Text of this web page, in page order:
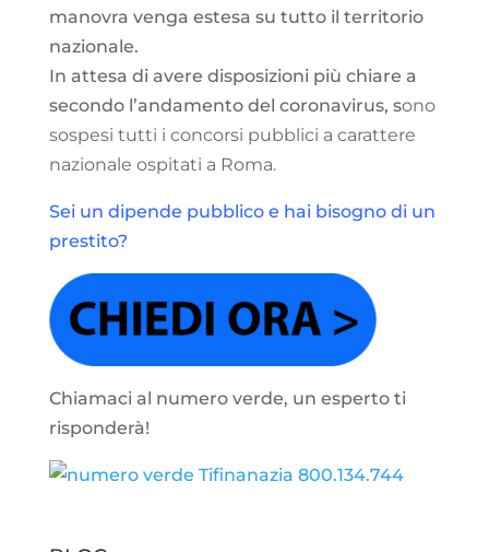
manovra venga estesa su tutto il territorio
nazionale.
In attesa di avere disposizioni più chiare a
secondo l’andamento del coronavirus, sono
sospesi tutti i concorsi pubblici a carattere
nazionale ospitati a Roma.
Sei un dipende pubblico e hai bisogno di un
prestito?
Chiamaci al numero verde, un esperto ti
risponderà!